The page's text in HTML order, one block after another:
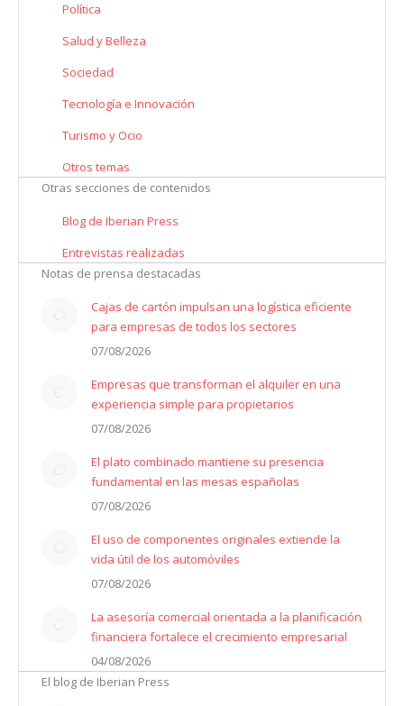
Política
Salud y Belleza
Sociedad
Tecnología e Innovación
Turismo y Ocio
Otros temas
Otras secciones de contenidos
Blog de Iberian Press
Entrevistas realizadas
Notas de prensa destacadas
Cajas de cartón impulsan una logística eficiente
para empresas de todos los sectores
07/08/2026
Empresas que transforman el alquiler en una
experiencia simple para propietarios
07/08/2026
El plato combinado mantiene su presencia
fundamental en las mesas españolas
07/08/2026
El uso de componentes originales extiende la
vida útil de los automóviles
07/08/2026
La asesoría comercial orientada a la planificación
financiera fortalece el crecimiento empresarial
04/08/2026
El blog de Iberian Press